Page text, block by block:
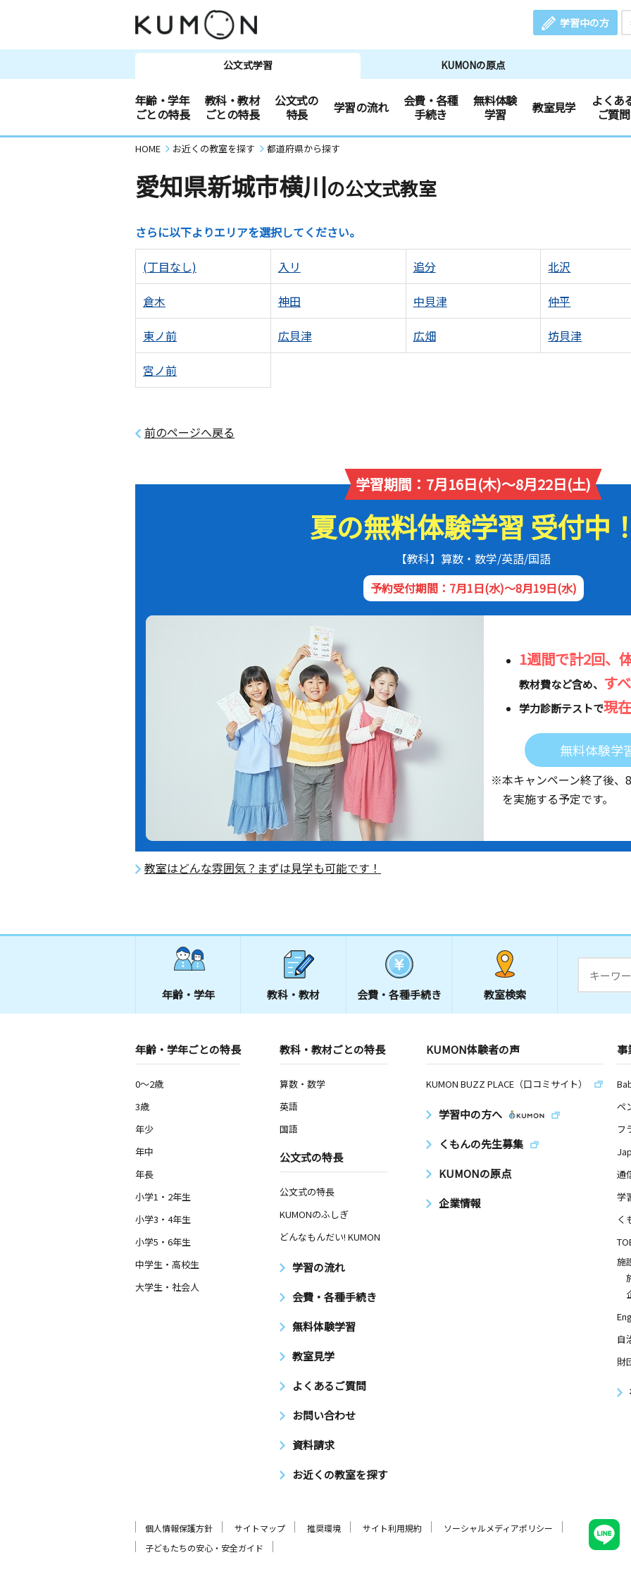
学習中の方
公文式学習 KUMONの原点
年齢・学年
ごとの特長
教科・教材
ごとの特長
公文式の
特長
学習の流れ
会費・各種
手続き
無料体験
学習
教室見学
よくあ
ご質問
HOME お近くの教室を探す 都道府県から探す
愛知県新城市横川の公文式教室
さらに以下よりエリアを選択してください。
(丁目なし) 入リ 追分 北沢
倉木 神田 中貝津 仲平
東ノ前 広貝津 広畑 坊貝津
宮ノ前
前のページへ戻る
学習期間：7月16日(木)～8月22日(土)
夏の無料体験学習 受付中！
【教科】算数・数学/英語/国語
予約受付期間：7月1日(水)～8月19日(水)
1週間で計2回、
教材費など含め、 す
学力診断テストで現
無料体験学
※本キャンペーン終了後、
を実施する予定です。
教室はどんな雰囲気？まずは見学も可能です！
年齢・学年 教科・教材 会費・ 各種手続き 教室検索
年齢・学年ごとの特長
0～2歳
3歳
年少
年中
年長
小学1・2年生
小学3・4年生
小学5・6年生
中学生・高校生
大学生・社会人
教科・教材ごとの特長
算数・数学
英語
国語
公文式の特長
公文式の特長
KUMONのふしぎ
どんなもんだい! KUMON
学習の流れ
会費・各種手続き
無料体験学習
教室見学
よくあるご質問
お問い合わせ
資料請求
お近くの教室を探す
KUMON体験者の声
KUMON BUZZ PLACE（口コミサイト）
学習中の方へ
くもんの先生募集
KUMONの原点
企業情報
事
ペ
フ
通
学
く
施
自
財
個人情報保護方針 サイトマップ 推奨環境 サイト利用規約
ソーシャルメディアポリシー
子どもたちの安心・安全ガイド